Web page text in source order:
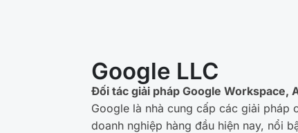
Google LLC
Đối tác giải pháp Google Workspace,
Google là nhà cung cấp các giải pháp
doanh nghiệp hàng đầu hiện nay, nổi